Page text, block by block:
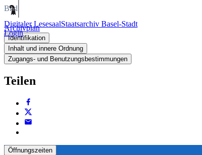
Digitaler LesesaalStaatsarchiv Basel-Stadt
Login
Bild
Archivplan
Identifikation
Inhalt und innere Ordnung
Zugangs- und Benutzungsbestimmungen
Teilen
Öffnungszeiten